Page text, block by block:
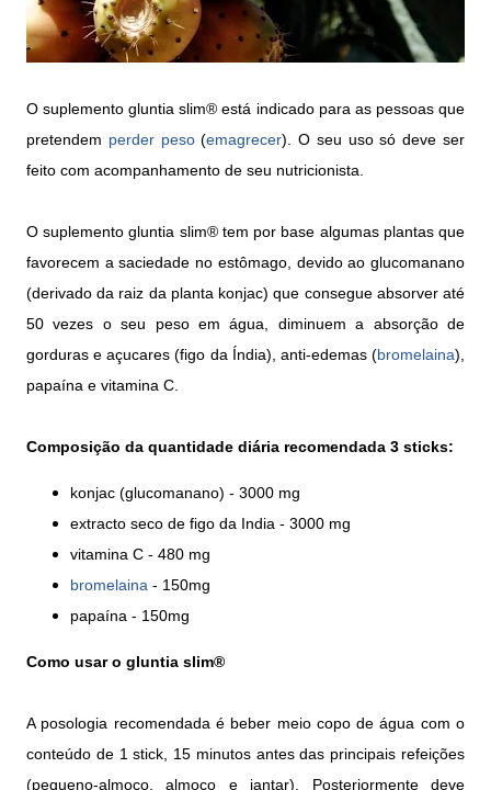
O suplemento gluntia slim® está indicado para as pessoas que
pretendem perder peso(emagrecer). O seu uso só deve ser
feito com acompanhamento de seu nutricionista.
O suplemento gluntia slim® tem por base algumas plantas que
favorecem a saciedade no estômago, devido ao glucomanano
(derivado da raiz da planta konjac) que consegue absorver até
50 vezes o seu peso em água, diminuem a absorção de
gorduras e açucares (figo da Índia), anti-edemas (bromelaina),
papaína e vitamina C.
Composição da quantidade diária recomendada 3 sticks:
konjac (glucomanano) - 3000 mg
extracto seco de figo da India - 3000 mg
vitamina C - 480 mg
bromelaina - 150mg
papaína - 150mg
Como usar o gluntia slim®
A posologia recomendada é beber meio copo de água com o
conteúdo de 1 stick, 15 minutos antes das principais refeições
(pequeno-almoço, almoço e jantar). Posteriormente deve